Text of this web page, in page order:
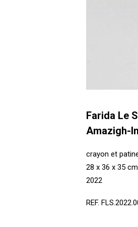
Farida Le
Amazigh-
crayon et
28 x 36 x 35 cm
2022
REF.